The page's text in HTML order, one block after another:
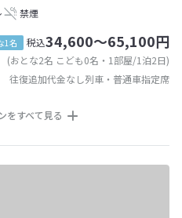
禁煙
1名 税込34,600～65,100円
(おとな2名 こども0名・1部屋/1泊2日)
往復追加代金なし列車・普通車指定席
をすべて見る